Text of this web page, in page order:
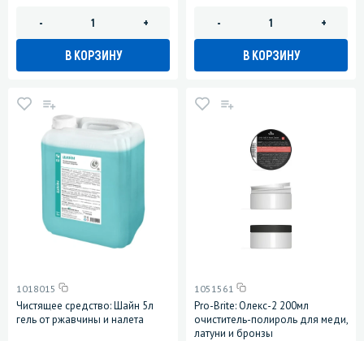
- +
В КОРЗИНУ
- +
В КОРЗИНУ
1018015
Чистящее средство: Шайн 5л
гель от ржавчины и налета
1051561
Pro-Brite: Олекс-2 200мл
очиститель-полироль для меди,
латуни и бронзы